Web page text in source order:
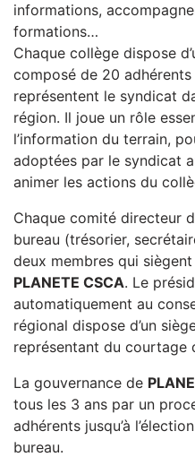
informations,
formations…
Chaque collège dispose
composé de 20
représentent le syndicat
région. Il joue un rôle
l’information du terrain,
adoptées par le syndicat
animer les actions du
Chaque comité directeur
bureau (trésorier,
deux membres qui
PLANETE CSCA. Le
automatiquement au
régional dispose d’un
représentant du courtage
La gouvernance de
tous les 3 ans par un
adhérents jusqu’à
bureau.